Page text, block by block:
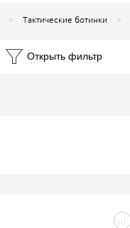
Тактические ботинки
Открыть фильтр